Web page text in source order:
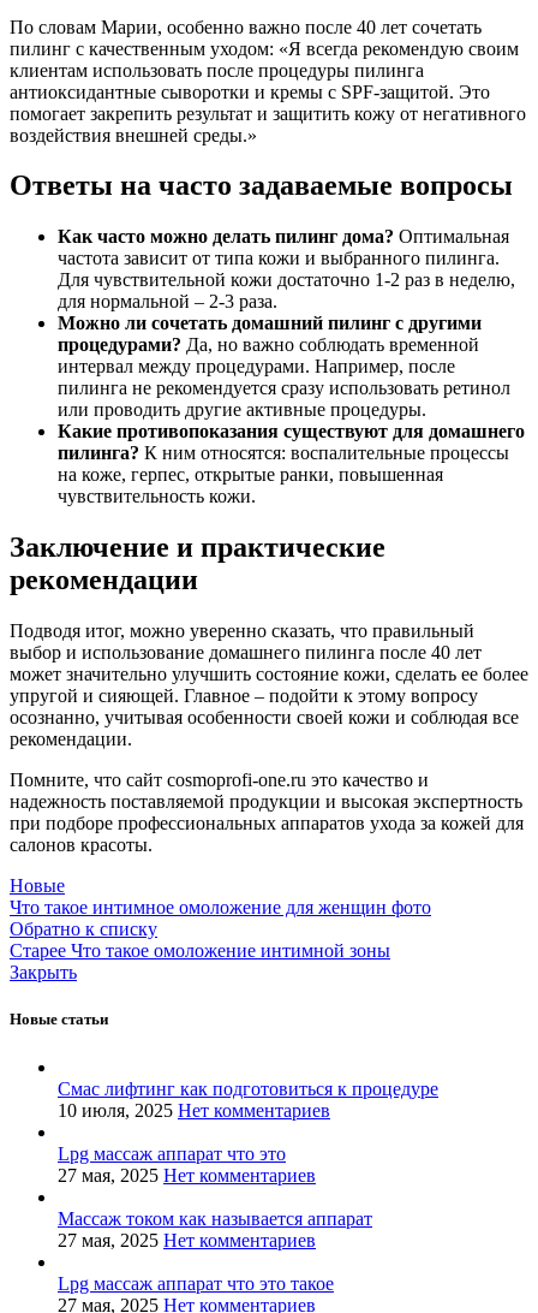
По словам Марии, особенно важно после 40 лет сочетать
пилинг с качественным уходом: «Я всегда рекомендую своим
клиентам использовать после процедуры пилинга
антиоксидантные сыворотки и кремы с SPF-защитой. Это
помогает закрепить результат и защитить кожу от негативного
воздействия внешней среды.»
Ответы на часто задаваемые вопросы
Как часто можно делать пилинг дома? Оптимальная
частота зависит от типа кожи и выбранного пилинга.
Для чувствительной кожи достаточно 1-2 раз в неделю,
для нормальной – 2-3 раза.
Можно ли сочетать домашний пилинг с другими
процедурами? Да, но важно соблюдать временной
интервал между процедурами. Например, после
пилинга не рекомендуется сразу использовать ретинол
или проводить другие активные процедуры.
Какие противопоказания существуют для домашнего
пилинга? К ним относятся: воспалительные процессы
на коже, герпес, открытые ранки, повышенная
чувствительность кожи.
Заключение и практические
рекомендации
Подводя итог, можно уверенно сказать, что правильный
выбор и использование домашнего пилинга после 40 лет
может значительно улучшить состояние кожи, сделать ее более
упругой и сияющей. Главное – подойти к этому вопросу
осознанно, учитывая особенности своей кожи и соблюдая все
рекомендации.
Помните, что сайт cosmoprofi-one.ru это качество и
надежность поставляемой продукции и высокая экспертность
при подборе профессиональных аппаратов ухода за кожей для
салонов красоты.
Новые
Что такое интимное омоложение для женщин фото
Обратно к списку
Старее Что такое омоложение интимной зоны
Закрыть
Новые статьи
Смас лифтинг как подготовиться к процедуре
10 июля, 2025 Нет комментариев
Lpg массаж аппарат что это
27 мая, 2025 Нет комментариев
Массаж током как называется аппарат
27 мая, 2025 Нет комментариев
Lpg массаж аппарат что это такое
27 мая, 2025 Нет комментариев